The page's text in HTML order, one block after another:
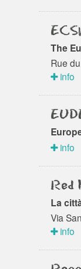
The
Rue
info
info
Red
La
Via
info